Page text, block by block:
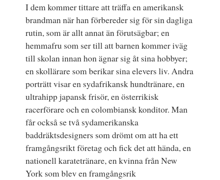
I dem kommer tittare att träffa en amerikansk
brandman när han förbereder sig för sin dagliga
rutin, som är allt annat än förutsägbar; en
hemmafru som ser till att barnen kommer iväg
till skolan innan hon ägnar sig åt sina hobbyer;
en skollärare som berikar sina elevers liv. Andra
porträtt visar en sydafrikansk hundtränare, en
ultrahipp japansk frisör, en österrikisk
racerförare och en colombiansk konditor. Man
får också se två sydamerikanska
baddräktsdesigners som drömt om att ha ett
framgångsrikt företag och fick det att hända, en
nationell karatetränare, en kvinna från New
York som blev en framgångsrik